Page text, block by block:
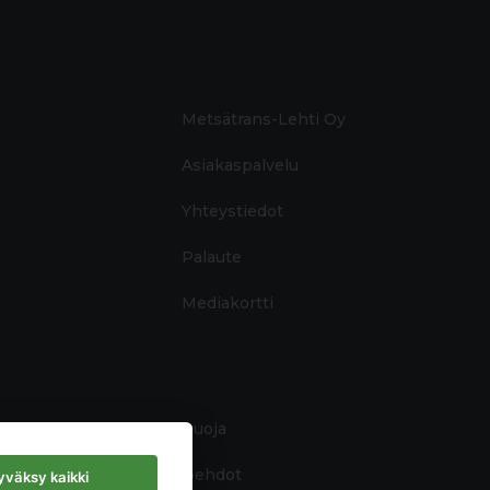
Metsätrans-Lehti Oy
Asiakaspalvelu
Yhteystiedot
Palaute
Mediakortti
Tietosuoja
Käyttöehdot
kaikki